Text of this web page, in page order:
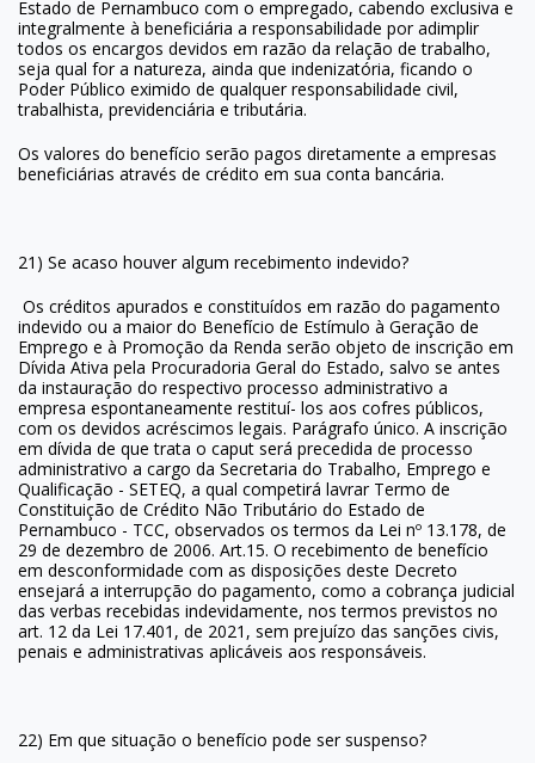
Estado de Pernambuco com o empregado, cabendo exclusiva e
integralmente à beneficiária a responsabilidade por adimplir
todos os encargos devidos em razão da relação de trabalho,
seja qual for a natureza, ainda que indenizatória, ficando o
Poder Público eximido de qualquer responsabilidade civil,
trabalhista, previdenciária e tributária.
Os valores do benefício serão pagos diretamente a empresas
beneficiárias através de crédito em sua conta bancária.
21) Se acaso houver algum recebimento indevido?
Os créditos apurados e constituídos em razão do pagamento
indevido ou a maior do Benefício de Estímulo à Geração de
Emprego e à Promoção da Renda serão objeto de inscrição em
Dívida Ativa pela Procuradoria Geral do Estado, salvo se antes
da instauração do respectivo processo administrativo a
empresa espontaneamente restituí- los aos cofres públicos,
com os devidos acréscimos legais. Parágrafo único. A inscrição
em dívida de que trata o caput será precedida de processo
administrativo a cargo da Secretaria do Trabalho, Emprego e
Qualificação - SETEQ, a qual competirá lavrar Termo de
Constituição de Crédito Não Tributário do Estado de
Pernambuco - TCC, observados os termos da Lei nº 13.178, de
29 de dezembro de 2006. Art.15. O recebimento de benefício
em desconformidade com as disposições deste Decreto
ensejará a interrupção do pagamento, como a cobrança judicial
das verbas recebidas indevidamente, nos termos previstos no
art. 12 da Lei 17.401, de 2021, sem prejuízo das sanções civis,
penais e administrativas aplicáveis aos responsáveis.
22) Em que situação o benefício pode ser suspenso?